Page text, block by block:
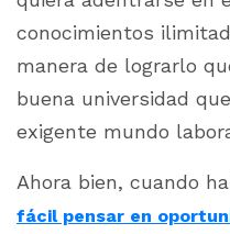
conocimientos
manera de lograrlo
buena universidad
exigente mundo
Ahora bien, cuando
fácil pensar en